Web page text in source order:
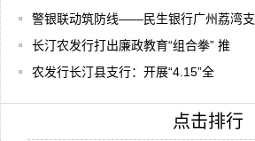
警银联动筑防线——民生银行广州荔湾支
长汀农发行打出廉政教育“组合拳” 推
农发行长汀县支行：开展“4.15”全
点击排行